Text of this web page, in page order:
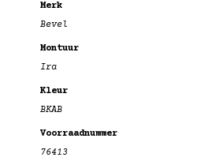
Merk
Bevel
Montuur
Ira
Kleur
BKAB
Voorraadnummer
76413